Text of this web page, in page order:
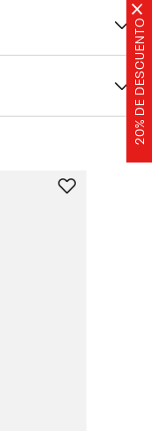
20% DE DESCUENTO
×